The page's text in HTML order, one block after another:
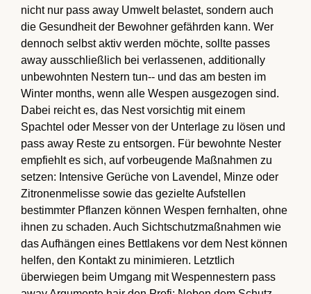
nicht nur pass away Umwelt belastet, sondern auch
die Gesundheit der Bewohner gefährden kann. Wer
dennoch selbst aktiv werden möchte, sollte passes
away ausschließlich bei verlassenen, additionally
unbewohnten Nestern tun-- und das am besten im
Winter months, wenn alle Wespen ausgezogen sind.
Dabei reicht es, das Nest vorsichtig mit einem
Spachtel oder Messer von der Unterlage zu lösen und
pass away Reste zu entsorgen. Für bewohnte Nester
empfiehlt es sich, auf vorbeugende Maßnahmen zu
setzen: Intensive Gerüche von Lavendel, Minze oder
Zitronenmelisse sowie das gezielte Aufstellen
bestimmter Pflanzen können Wespen fernhalten, ohne
ihnen zu schaden. Auch Sichtschutzmaßnahmen wie
das Aufhängen eines Bettlakens vor dem Nest können
helfen, den Kontakt zu minimieren. Letztlich
überwiegen beim Umgang mit Wespennestern pass